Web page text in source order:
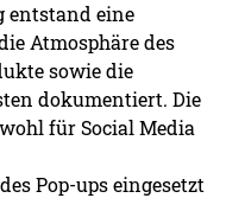
entstand eine
Atmosphäre des
sowie die
dokumentiert. Die
für Social Media
Pop-ups eingesetzt